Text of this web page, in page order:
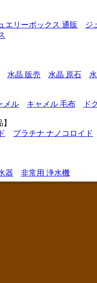
エリーボックス 通販
ジ
水晶 販売 水晶 原石
メル キャメル 毛布 ド
プラチナ ナノコロイド
器 非常用 浄水機